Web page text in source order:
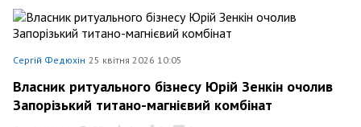
Сергій Федюхін 25 квітня 2026 10:05
Власник ритуального бізнесу Юрій Зенкін очолив
Запорізький титано-магнієвий комбінат